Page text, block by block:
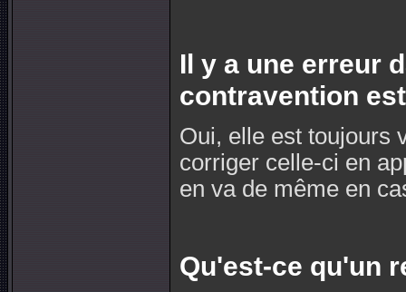
Il y a une erreur
contravention
Oui, elle est toujours
corriger celle-ci en
en va de même en
Qu'est-ce qu'un